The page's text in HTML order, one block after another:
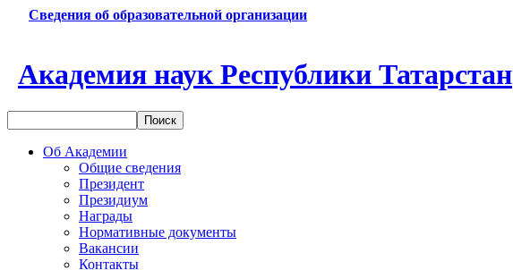
Сведения об образовательной организации
Академия наук Республики Татарстан
Об Академии
Общие сведения
Президент
Президиум
Награды
Нормативные документы
Вакансии
Контакты